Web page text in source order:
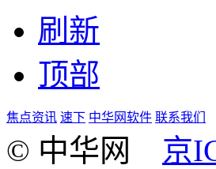
刷新
顶部
焦点资讯 速下 中华网软件 联系我们
© 中华网 京